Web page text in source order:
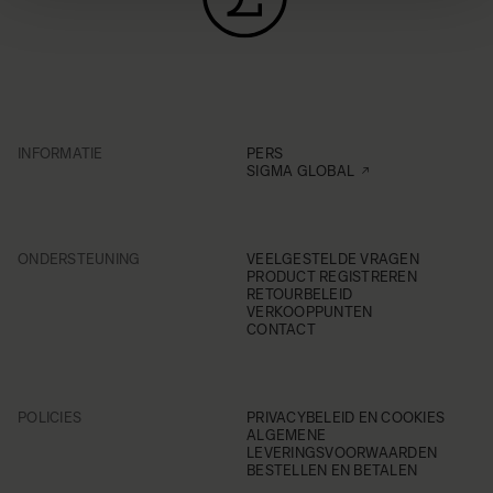
INFORMATIE
PERS
SIGMA GLOBAL
ONDERSTEUNING
VEELGESTELDE VRAGEN
PRODUCT REGISTREREN
RETOURBELEID
VERKOOPPUNTEN
CONTACT
POLICIES
PRIVACYBELEID EN COOKIES
ALGEMENE
LEVERINGSVOORWAARDEN
BESTELLEN EN BETALEN